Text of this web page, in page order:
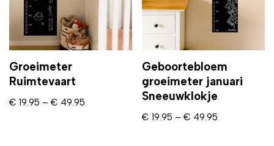
Groeimeter
Ruimtevaart
€ 19.95 – € 49.95
Geboortebloem
groeimeter januari
Sneeuwklokje
€ 19.95 –€ 49.95